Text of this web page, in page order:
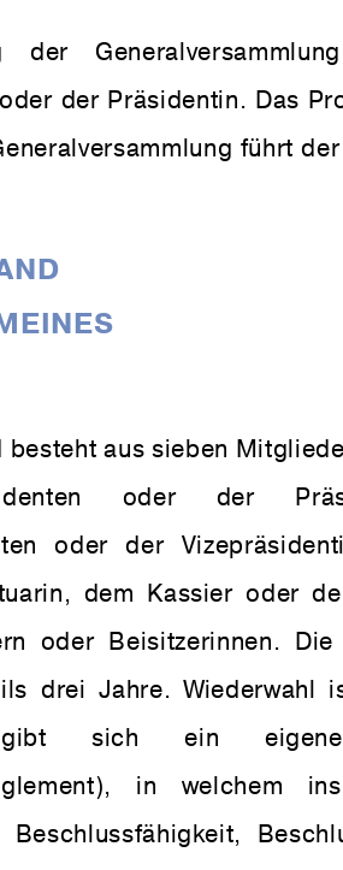
der
der Präsidentin. Das
führt
besteht aus sieben
oder der
oder der
dem Kassier oder
oder Beisitzerinnen. Die
drei Jahre. Wiederwahl
sich ein
in welchem
Beschlussfähigkeit,